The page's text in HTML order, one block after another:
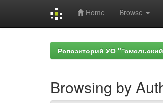
Home Browse
Репозиторий УО
Browsing by